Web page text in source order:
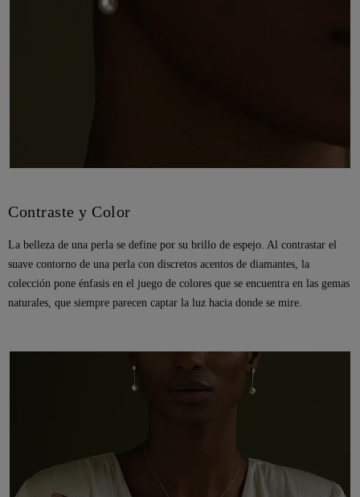
Contraste y Color
La belleza de una perla se define por su brillo de espejo. Al contrastar el
suave contorno de una perla con discretos acentos de diamantes, la
colección pone énfasis en el juego de colores que se encuentra en las gemas
naturales, que siempre parecen captar la luz hacia donde se mire.